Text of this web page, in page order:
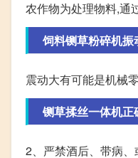
农作物为处理物料,通
饲料铡草粉碎机
震动大有可能是机械
铡草揉丝一体机
2、严禁酒后、带病